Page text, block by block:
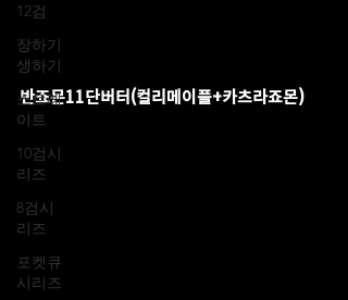
12검
장하기
생하기
스트레
이트
10검시
리즈
8검시
리즈
포켓큐
시리즈
반죠몬11단버터(컬리메이플+카츠라죠몬)